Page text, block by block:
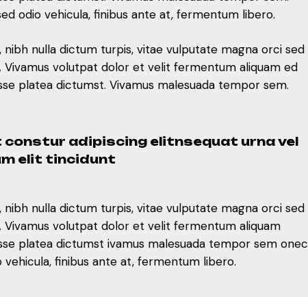
odio vehicula, finibus ante at, fermentum libero.
nulla dictum turpis, vitae vulputate magna orci sed
volutpat dolor et velit fermentum aliquam ed
platea dictumst. Vivamus malesuada tempor sem.
constur adipiscing elitnsequat urna vel
elit tincidunt
nulla dictum turpis, vitae vulputate magna orci sed
volutpat dolor et velit fermentum aliquam
platea dictumst ivamus malesuada tempor sem onec
vehicula, finibus ante at, fermentum libero.